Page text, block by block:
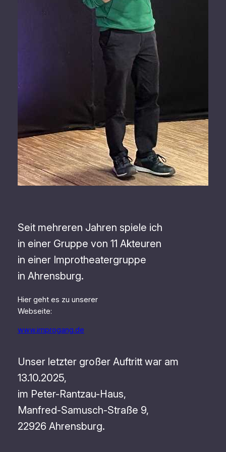
Seit mehreren Jahren spiele ich
in einer Gruppe von 11 Akteuren
in einer Improtheatergruppe
in Ahrensburg.
Hier geht es zu unserer
Webseite:
www.improgang.de
Unser letzter großer Auftritt war am
13.10.2025,
im Peter-Rantzau-Haus,
Manfred-Samusch-Straße 9,
22926 Ahrensburg.